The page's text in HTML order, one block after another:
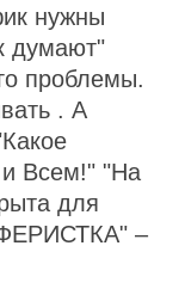
нужны
думают"
проблемы.
. А
и Всем!" "На
для
–